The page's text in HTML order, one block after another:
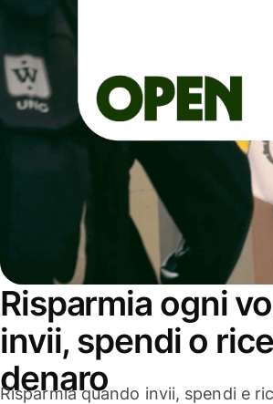
Risparmia ogni
invii, spendi o
denaro
Risparmia quando invii, spendi e